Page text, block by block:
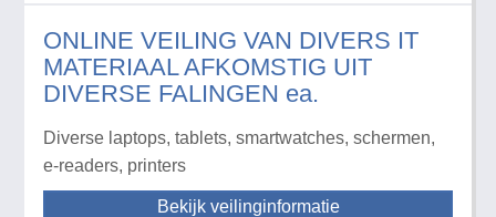
ONLINE VEILING VAN DIVERS IT
MATERIAAL AFKOMSTIG UIT
DIVERSE FALINGEN ea.
Diverse laptops, tablets, smartwatches, schermen,
e-readers, printers
Bekijk veilinginformatie